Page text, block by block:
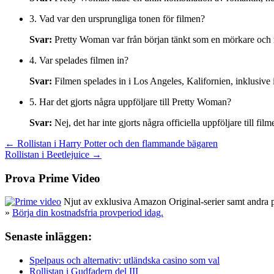
3. Vad var den ursprungliga tonen för filmen?
Svar: Pretty Woman var från början tänkt som en mörkare
4. Var spelades filmen in?
Svar: Filmen spelades in i Los Angeles, Kalifornien,
5. Har det gjorts några uppföljare till Pretty Woman?
Svar: Nej, det har inte gjorts några officiella uppföljare till
Inläggsnavigering
← Rollistan i Harry Potter och den flammande bägaren
Rollistan i Beetlejuice →
Prova Prime Video
Njut av exklusiva Amazon Original-serier samt andra
» Börja din kostnadsfria provperiod idag.
Senaste inläggen:
Spelpaus och alternativ: utländska casino som val
Rollistan i Gudfadern del III